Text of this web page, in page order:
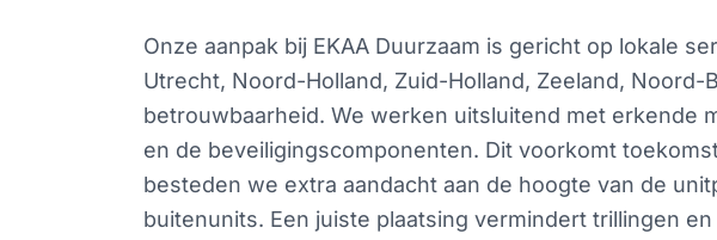
Onze aanpak bij EKAA Duurzaam is gericht op lokale
Utrecht, Noord-Holland, Zuid-Holland, Zeeland,
betrouwbaarheid. We werken uitsluitend met erkende
en de beveiligingscomponenten. Dit voorkomt
besteden we extra aandacht aan de hoogte van de
buitenunits. Een juiste plaatsing vermindert trillingen